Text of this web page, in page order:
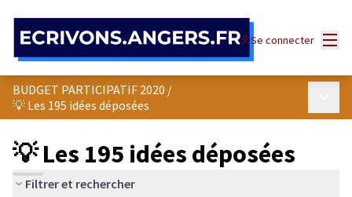
Se connecter
BUDGET PARTICIPATIF 2020 /
💡 Les 195 idées déposées
💡 Les 195 idées déposées
Filtrer et rechercher